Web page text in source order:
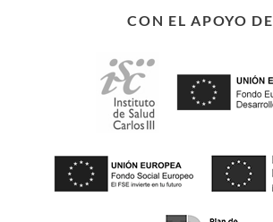
CON EL APOYO DE